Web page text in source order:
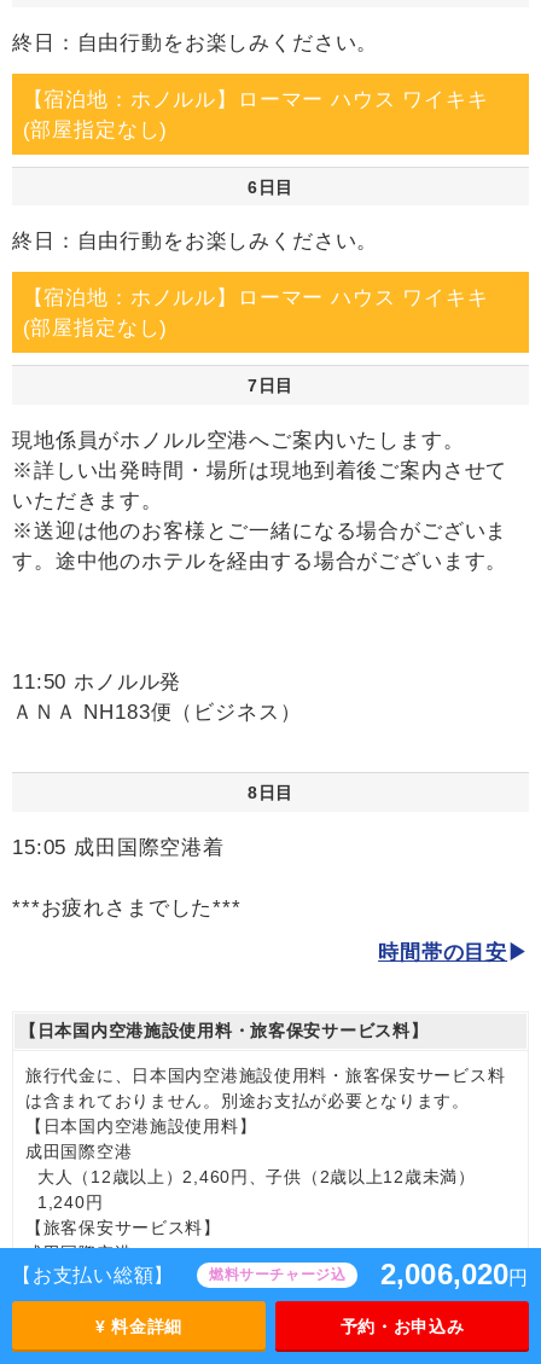
【お支払い総額】 燃料サーチャージ込 2,006,020円
¥ 料金詳細 予約・お申込み
終日：自由行動をお楽しみください。
【宿泊地：ホノルル】ローマー ハウス ワイキキ
(部屋指定なし)
6日目
終日：自由行動をお楽しみください。
【宿泊地：ホノルル】ローマー ハウス ワイキキ
(部屋指定なし)
7日目
現地係員がホノルル空港へご案内いたします。
※詳しい出発時間・場所は現地到着後ご案内させて
いただきます。
※送迎は他のお客様とご一緒になる場合がございま
す。途中他のホテルを経由する場合がございます。
11:50 ホノルル発
ＡＮＡ NH183便（ビジネス）
8日目
15:05 成田国際空港着
***お疲れさまでした***
時間帯の目安
【日本国内空港施設使用料・旅客保安サービス料】
旅行代金に、日本国内空港施設使用料・旅客保安サービス料
は含まれておりません。別途お支払が必要となります。
【日本国内空港施設使用料】
成田国際空港
大人（12歳以上）2,460円、子供（2歳以上12歳未満）
1,240円
【旅客保安サービス料】
成田国際空港
大人（12歳以上）700円、子供（2歳以上12歳未満）700
円